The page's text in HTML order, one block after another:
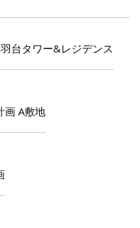
台タワー&レジデンス
A敷地